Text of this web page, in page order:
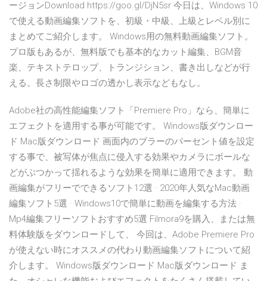
ージョンDownload https://goo.gl/DjN5sr 今日は、Windows 10
で使える動画編集ソフトを、初級・中級、上級とレベル別に
まとめてご紹介します。 Windows用の無料動画編集ソフト。
プロ版もあるが、無料版でも基本的なカット編集、BGM音
楽、テキストテロップ、トランジション、書き出しなどが行
える。長さ制限やロゴの透かし表示などもなし。
Adobe社の高性能編集ソフト「Premiere Pro」なら、簡単に
エフェクトを適用する事が可能です。 Windows版ダウンロー
ド Mac版ダウンロード 画面内のブラーのパーセント値を設定
する事で、被写体が焦点に侵入する効果やカメラにボールな
どがぶつかって揺れるような効果を簡単に適用できます。 動
画編集がフリーでできるソフト12選 · 2020年人気なMac動画
編集ソフト5選 · Windows10で簡単に動画を編集する方法 ·
Mp4編集フリーソフトおすすめ5選 Filmora9を購入、または無
料体験版をダウンロードして、 今回は、Adobe Premiere Pro
が使えない時にオススメの代わり動画編集ソフトについて紹
介します。 Windows版ダウンロード Mac版ダウンロード ま